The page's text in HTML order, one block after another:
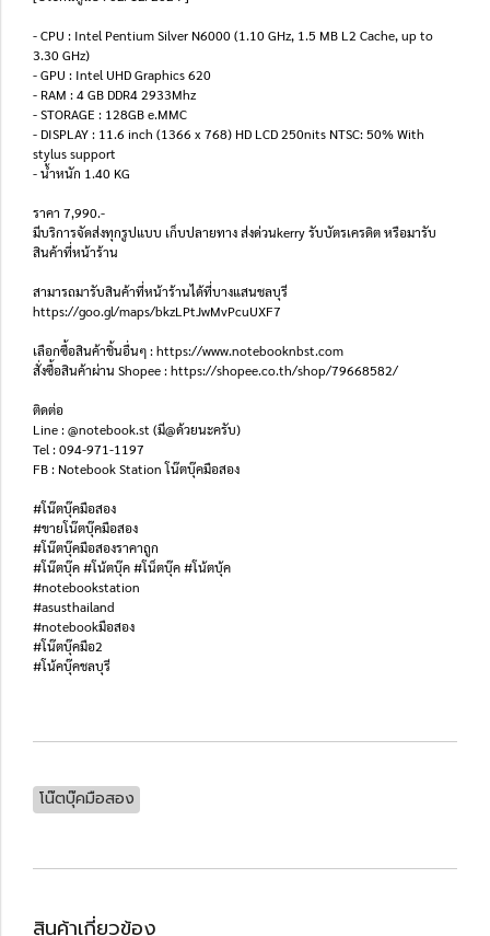
- CPU : Intel Pentium Silver N6000 (1.10 GHz, 1.5 MB L2 Cache, up to
3.30 GHz)
- GPU : Intel UHD Graphics 620
- RAM : 4 GB DDR4 2933Mhz
- STORAGE : 128GB e.MMC
- DISPLAY : 11.6 inch (1366 x 768) HD LCD 250nits NTSC: 50% With
stylus support
- น้ำหนัก 1.40 KG
ราคา 7,990.-
มีบริการจัดส่งทุกรูปแบบ เก็บปลายทาง ส่งด่วนkerry รับบัตรเครดิต หรือมารับ
สินค้าที่หน้าร้าน
สามารถมารับสินค้าที่หน้าร้านได้ที่บางแสนชลบุรี
https://goo.gl/maps/bkzLPtJwMvPcuUXF7
เลือกซื้อสินค้าชิ้นอื่นๆ : https://www.notebooknbst.com
สั่งซื้อสินค้าผ่าน Shopee : https://shopee.co.th/shop/79668582/
ติดต่อ
Line : @notebook.st (มี@ด้วยนะครับ)
Tel : 094-971-1197
FB : Notebook Station โน๊ตบุ๊คมือสอง
#โน๊ตบุ๊คมือสอง
#ขายโน๊ตบุ๊คมือสอง
#โน๊ตบุ๊คมือสองราคาถูก
#โน๊ตบุ๊ค #โน้ตบุ๊ค #โน็ตบุ๊ค #โน้ตบุ้ค
#notebookstation
#asusthailand
#notebookมือสอง
#โน๊ตบุ๊คมือ2
#โน้คบุ๊คชลบุรี
โน๊ตบุ๊คมือสอง
สินค้าเกี่ยวข้อง